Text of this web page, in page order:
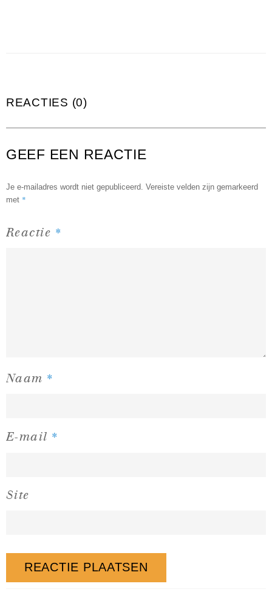
REACTIES (0)
GEEF EEN REACTIE
Je e-mailadres wordt niet gepubliceerd. Vereiste velden zijn gemarkeerd
met *
Reactie *
Naam *
E-mail *
Site